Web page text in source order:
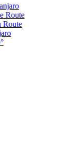
Route
Route